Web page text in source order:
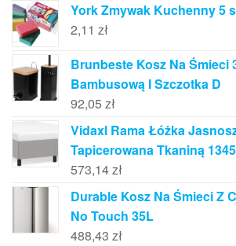
York Zmywak Kuchenny 5
2,11 zł
Brunbeste Kosz Na Śmieci
Bambusową I Szczotka D
92,05 zł
Vidaxl Rama Łóżka
Tapicerowana Tkaniną
573,14zł
Durable Kosz Na Śmieci Z
No Touch 35L
488,43 zł